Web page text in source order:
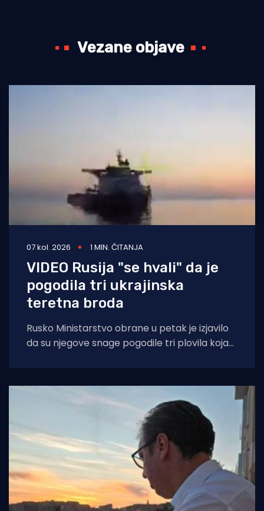
Vezane objave
07 kol. 2026 1 MIN. ČITANJA
VIDEO Rusija "se hvali" da je
pogodila tri ukrajinska
teretna broda
Rusko Ministarstvo obrane u petak je izjavilo
da su njegove snage pogodile tri plovila koja